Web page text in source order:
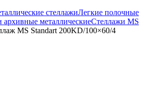
стеллажиЛегкие полочные
архивные металлическиеСтеллажи MS
MS Standart 200KD/100×60/4